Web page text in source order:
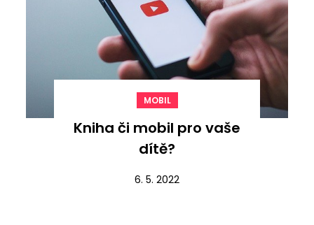
MOBIL
Kniha či mobil pro vaše
dítě?
6. 5. 2022